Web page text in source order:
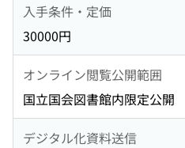
入手条件・定価
30000円
オンライン閲覧公開範囲
国立国会図書館内限定公開
デジタル化資料送信